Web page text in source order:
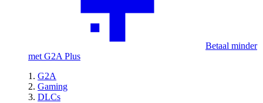
Betaal minder
met G2A Plus
G2A
Gaming
DLCs